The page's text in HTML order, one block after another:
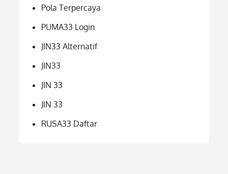
Pola Terpercaya
PUMA33 Login
JIN33 Alternatif
JIN33
JIN 33
JIN 33
RUSA33 Daftar